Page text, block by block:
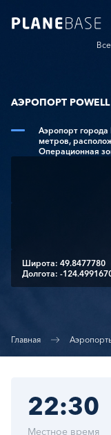
АЭРОПОРТ POWELL
Аэропорт
метров,
Операционная
Широта: 49.8477780
Долгота: -
Главная
22:30
Местное время